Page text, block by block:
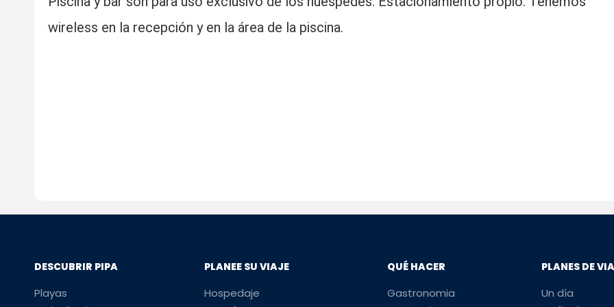
wireless en la recepción y en la área de la piscina.
DESCUBRIR PIPA
Playas
PLANEE SU VIAJE
Hospedaje
QUÉ HACER
Gastronomia
PLANES DE
Un día